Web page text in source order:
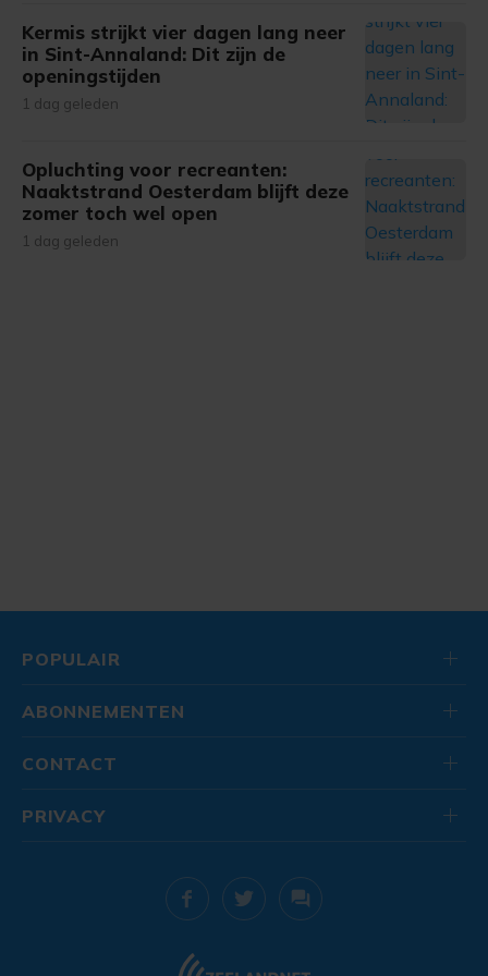
gemaakte keuze altijd wijzigen of intrekken.
Kermis strijkt vier dagen lang neer
in Sint-Annaland: Dit zijn de
openingstijden
1 dag geleden
Opluchting voor recreanten:
Naaktstrand Oesterdam blijft deze
zomer toch wel open
1 dag geleden
POPULAIR
ABONNEMENTEN
CONTACT
PRIVACY